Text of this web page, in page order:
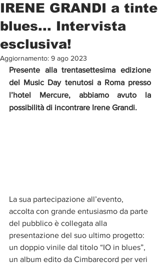
IRENE GRANDI a tinte
blues... Intervista
esclusiva!
Aggiornamento: 9 ago 2023
Presente alla trentasettesima edizione
del Music Day tenutosi a Roma presso
l’hotel Mercure, abbiamo avuto la
possibilità di incontrare Irene Grandi.
La sua partecipazione all’evento,
accolta con grande entusiasmo da parte
del pubblico è collegata alla
presentazione del suo ultimo progetto:
un doppio vinile dal titolo “IO in blues”,
un album edito da Cimbarecord per veri